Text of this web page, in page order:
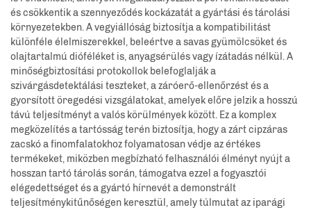
és csökkentik a szennyeződés kockázatát a gyártási és tárolási
környezetekben. A vegyiállóság biztosítja a kompatibilitást
különféle élelmiszerekkel, beleértve a savas gyümölcsöket és
olajtartalmú dióféléket is, anyagsérülés vagy ízátadás nélkül. A
minőségbiztosítási protokollok belefoglalják a
szivárgásdetektálási teszteket, a záróerő-ellenőrzést és a
gyorsított öregedési vizsgálatokat, amelyek előre jelzik a hosszú
távú teljesítményt a valós körülmények között. Ez a komplex
megközelítés a tartósság terén biztosítja, hogy a zárt cipzáras
zacskó a finomfalatokhoz folyamatosan védje az értékes
termékeket, miközben megbízható felhasználói élményt nyújt a
hosszan tartó tárolás során, támogatva ezzel a fogyasztói
elégedettséget és a gyártó hírnevét a demonstrált
teljesítménykitűnőségen keresztül, amely túlmutat az iparági